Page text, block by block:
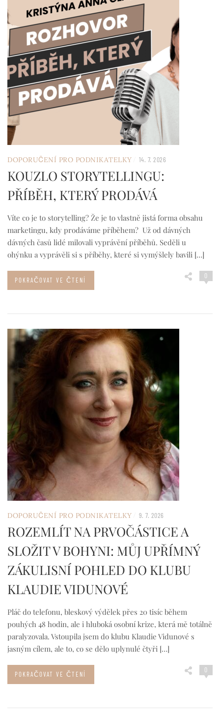
DOPORUČENÍ PRO PODNIKATELKY 14. 7. 2026
KOUZLO STORYTELLINGU:
PŘÍBĚH, KTERÝ PRODÁVÁ
Víte co je to storytelling? Že je to vlastně jistá forma obsahu
marketingu, kdy prodáváme příběhem? Už od dávných
dávných časů lidé milovali vyprávění příběhů. Seděli u
ohýnku a vyprávěli si s příběhy, které si vymýšlely bavili […]
0
POKRAČOVAT VE ČTENÍ
DOPORUČENÍ PRO PODNIKATELKY 9. 7. 2026
ROZEMLÍT NA PRVOČÁSTICE A
SLOŽIT V BOHYNI: MŮJ UPŘÍMNÝ
ZÁKULISNÍ POHLED DO KLUBU
KLAUDIE VIDUNOVÉ
Pláč do telefonu, bleskový výdělek přes 20 tisíc během
pouhých 48 hodin, ale i hluboká osobní krize, která mě totálně
paralyzovala. Vstoupila jsem do klubu Klaudie Vidunové s
jasným cílem, ale to, co se dělo uplynulé čtyři […]
0
POKRAČOVAT VE ČTENÍ